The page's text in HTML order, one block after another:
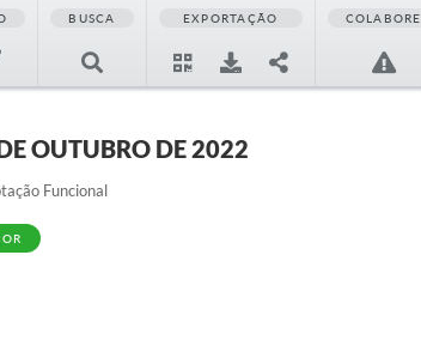
BUSCA EXPORTAÇÃO COLABORE
OUTUBRO DE 2022
Funcional